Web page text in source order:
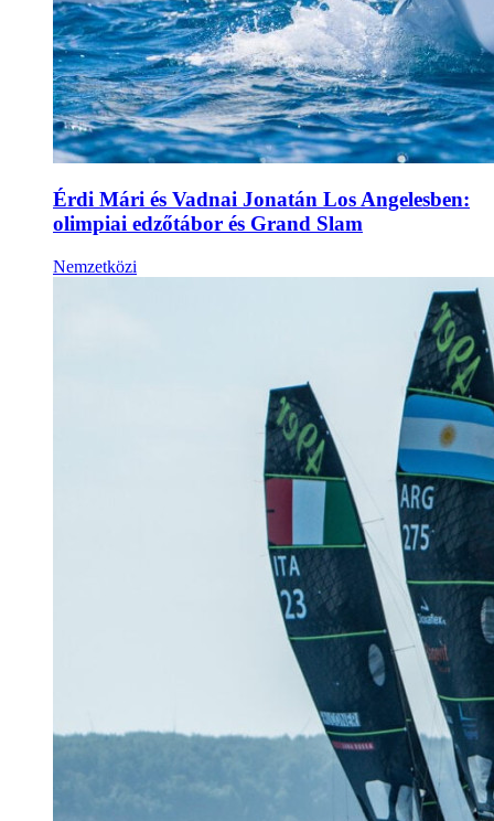
Érdi Mári és Vadnai Jonatán Los Angelesben:
olimpiai edzőtábor és Grand Slam
Nemzetközi